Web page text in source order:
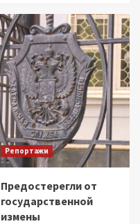
Репортажи
Предостерегли от
государственной
измены